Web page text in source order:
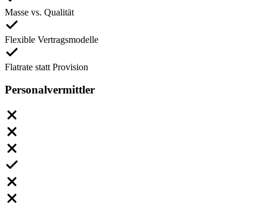
Masse vs. Qualität
Flexible Vertragsmodelle
Flatrate statt Provision
Personalvermittler